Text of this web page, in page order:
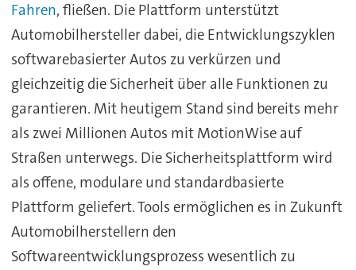
Fahren, fließen. Die Plattform unterstützt
Automobilhersteller dabei, die Entwicklungszyklen
softwarebasierter Autos zu verkürzen und
gleichzeitig die Sicherheit über alle Funktionen zu
garantieren. Mit heutigem Stand sind bereits mehr
als zwei Millionen Autos mit MotionWise auf
Straßen unterwegs. Die Sicherheitsplattform wird
als offene, modulare und standardbasierte
Plattform geliefert. Tools ermöglichen es in Zukunft
Automobilherstellern den
Softwareentwicklungsprozess wesentlich zu